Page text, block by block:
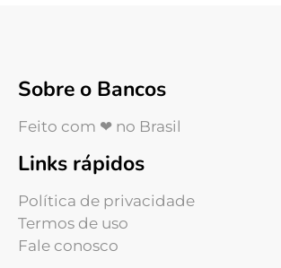
Sobre o Bancos
Feito com ❤ no Brasil
Links rápidos
Política de privacidade
Termos de uso
Fale conosco